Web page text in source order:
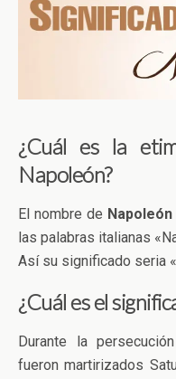
¿Cuál es la
Napoleón?
El nombre de Napoleón
las palabras italianas
Así su significado seria
¿Cuál es el
Durante la
fueron martirizados